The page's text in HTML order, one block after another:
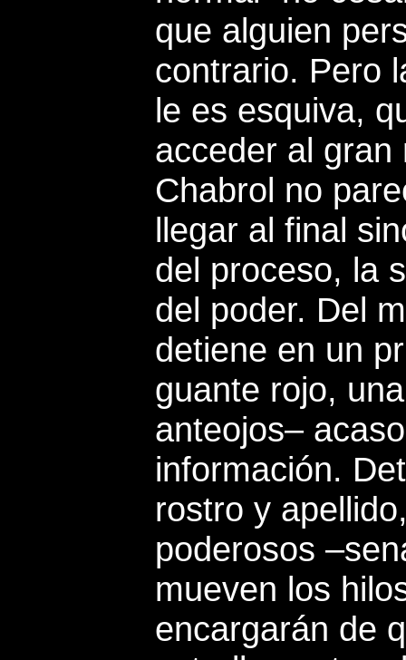
que alguien
contrario. Pero
le es esquiva,
acceder al gran
Chabrol no
llegar al final
del proceso, la
del poder. Del
detiene en un
guante rojo,
anteojos–
información.
rostro y
poderosos
mueven los
encargarán de